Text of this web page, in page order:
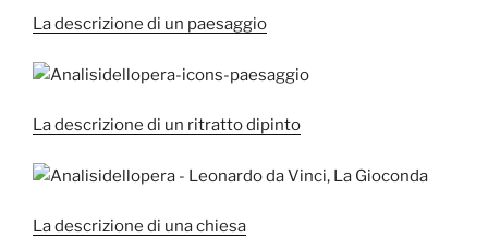
La descrizione di un paesaggio
La descrizione di un ritratto dipinto
La descrizione di una chiesa